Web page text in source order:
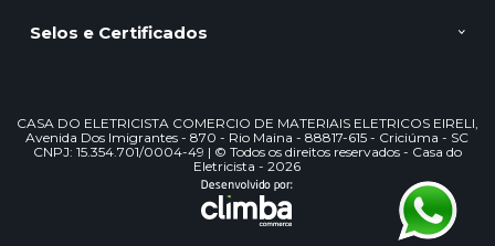
Selos e Certificados
CASA DO ELETRICISTA COMERCIO DE MATERIAIS ELETRICOS EIRELI,
Avenida Dos Imigrantes - 870 - Rio Maina - 88817-615 - Criciúma - SC
CNPJ: 15.354.701/0004-49 | © Todos os direitos reservados - Casa do
Eletricista - 2026